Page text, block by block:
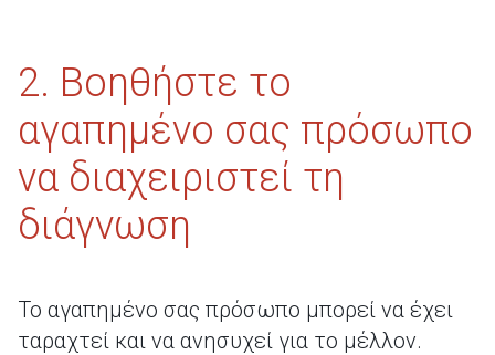
2. Βοηθήστε το
αγαπημένο σας πρόσωπο
να διαχειριστεί τη
διάγνωση
Το αγαπημένο σας πρόσωπο μπορεί να έχει
ταραχτεί και να ανησυχεί για το μέλλον.